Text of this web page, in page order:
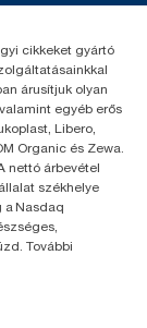
cikkeket gyártó
árusítjuk olyan
egyéb erős
Libero,
Organic és Zewa.
nettó árbevétel
székhelye
a Nasdaq
További